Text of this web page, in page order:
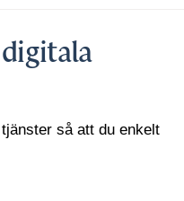
så att du enkelt